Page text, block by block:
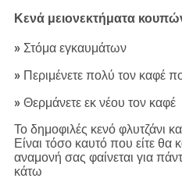
Κενά μειονεκτήματα
» Στόμα εγκαυμάτων
» Περιμένετε πολύ τον καφέ
» Θερμάνετε εκ νέου τον καφέ
Το δημοφιλές κενό φλυτζάνι
Είναι τόσο καυτό που είτε θα
αναμονή σας φαίνεται για
κάτω